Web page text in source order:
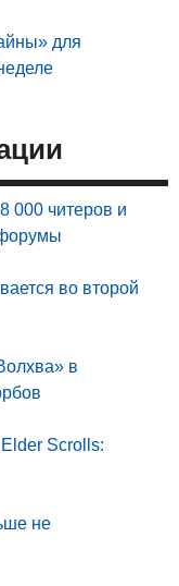
для
000 читеров и
во второй
в
Scrolls:
не